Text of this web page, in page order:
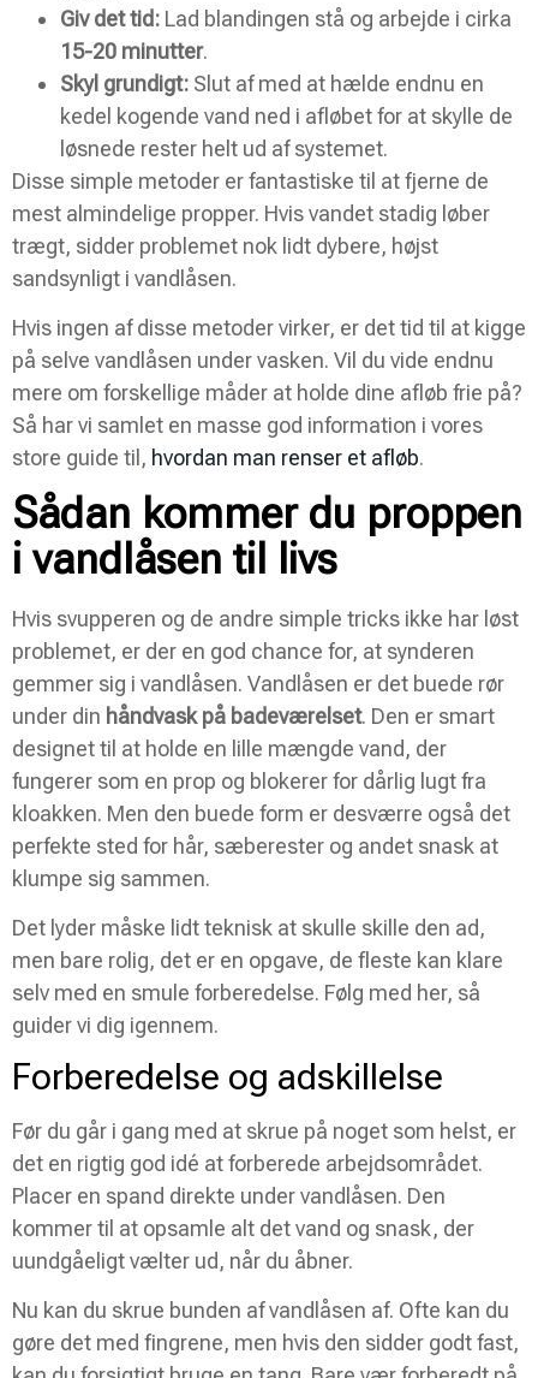
Giv det tid: Lad blandingen stå og arbejde i cirka
15-20 minutter.
Skyl grundigt: Slut af med at hælde endnu en
kedel kogende vand ned i afløbet for at skylle de
løsnede rester helt ud af systemet.
Disse simple metoder er fantastiske til at fjerne de
mest almindelige propper. Hvis vandet stadig løber
trægt, sidder problemet nok lidt dybere, højst
sandsynligt i vandlåsen.
Hvis ingen af disse metoder virker, er det tid til at kigge
på selve vandlåsen under vasken. Vil du vide endnu
mere om forskellige måder at holde dine afløb frie på?
Så har vi samlet en masse god information i vores
store guide til, hvordan man renser et afløb.
Sådan kommer du proppen
i vandlåsen til livs
Hvis svupperen og de andre simple tricks ikke har løst
problemet, er der en god chance for, at synderen
gemmer sig i vandlåsen. Vandlåsen er det buede rør
under din håndvask på badeværelset. Den er smart
designet til at holde en lille mængde vand, der
fungerer som en prop og blokerer for dårlig lugt fra
kloakken. Men den buede form er desværre også det
perfekte sted for hår, sæberester og andet snask at
klumpe sig sammen.
Det lyder måske lidt teknisk at skulle skille den ad,
men bare rolig, det er en opgave, de fleste kan klare
selv med en smule forberedelse. Følg med her, så
guider vi dig igennem.
Forberedelse og adskillelse
Før du går i gang med at skrue på noget som helst, er
det en rigtig god idé at forberede arbejdsområdet.
Placer en spand direkte under vandlåsen. Den
kommer til at opsamle alt det vand og snask, der
uundgåeligt vælter ud, når du åbner.
Nu kan du skrue bunden af vandlåsen af. Ofte kan du
gøre det med fingrene, men hvis den sidder godt fast,